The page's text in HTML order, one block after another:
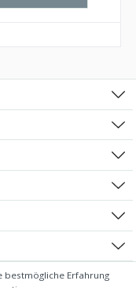
bestmögliche Erfahrung